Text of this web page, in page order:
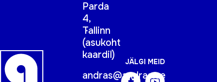
Parda
4,
Tallinn
(asukoht
kaardil)
andras@andras.ee
JÄLGI MEID